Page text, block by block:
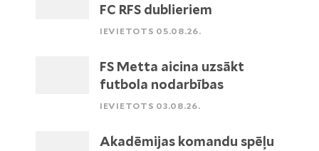
FC RFS dublieriem
IEVIETOTS 05.08.26.
FS Metta aicina uzsākt
futbola nodarbības
IEVIETOTS 03.08.26.
Akadēmijas komandu spēļu